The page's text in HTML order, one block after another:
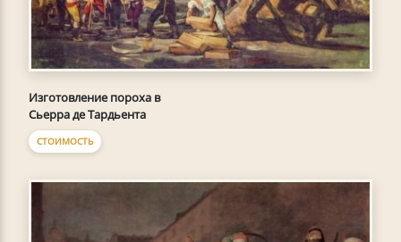
Изготовление пороха в
Сьерра де Тардьента
СТОИМОСТЬ